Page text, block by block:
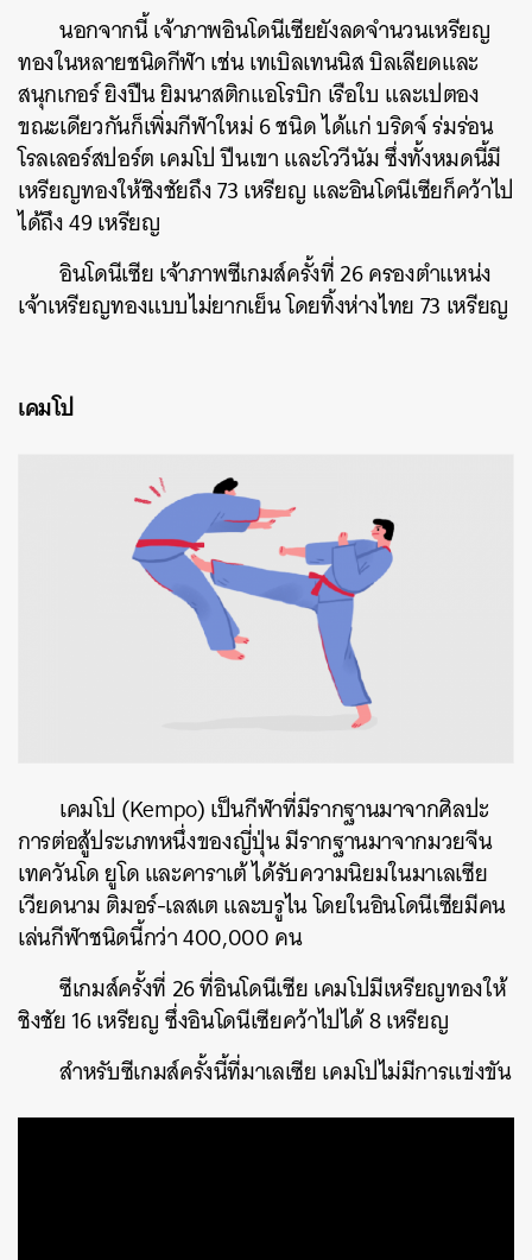
นอกจากนี้ เจ้าภาพอินโดนีเซียยังลดจำนวนเหรียญ
ทองในหลายชนิดกีฬา เช่น เทเบิลเทนนิส บิลเลียดและ
สนุกเกอร์ ยิงปืน ยิมนาสติกแอโรบิก เรือใบ และเปตอง
ขณะเดียวกันก็เพิ่มกีฬาใหม่ 6 ชนิด ได้แก่ บริดจ์ ร่มร่อน
โรลเลอร์สปอร์ต เคมโป ปีนเขา และโววีนัม ซึ่งทั้งหมดนี้มี
เหรียญทองให้ชิงชัยถึง 73 เหรียญ และอินโดนีเซียก็คว้าไป
ได้ถึง 49 เหรียญ
อินโดนีเซีย เจ้าภาพซีเกมส์ครั้งที่ 26 ครองตำแหน่ง
เจ้าเหรียญทองแบบไม่ยากเย็น โดยทิ้งห่างไทย 73 เหรียญ
เคมโป
เคม​โป (Kempo) ​เป็นกีฬาที่มีรากฐานมาจากศิลปะ
การต่อสู้ประเภทหนึ่งของญี่ปุ่น ​มีรากฐานมาจากมวยจีน
เทควันโด ยูโด และคาราเต้ ได้รับ​ความนิยม​ในมา​เล​เซีย ​
เวียดนาม ติมอร์-เลสเต ​และบรู​ไน ​โดย​ในอิน​โดนี​เซียมีคน​
เล่นกีฬาชนิดนี้กว่า 400,000 คน
ซีเกมส์ครั้งที่ 26 ที่อินโดนีเซีย เคมโปมีเหรียญทองให้
ชิงชัย 16 เหรียญ ซึ่งอินโดนีเซียคว้าไปได้ 8 เหรียญ
สำหรับซีเกมส์ครั้งนี้ที่มาเลเซีย เคมโปไม่มีการแข่งขัน